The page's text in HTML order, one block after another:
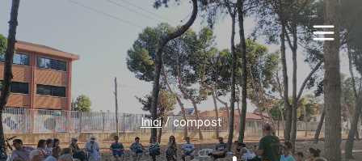
Vés
al
contingut
Inici / compost